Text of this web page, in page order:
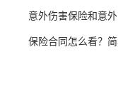
意外伤害保险和意
保险合同怎么看？